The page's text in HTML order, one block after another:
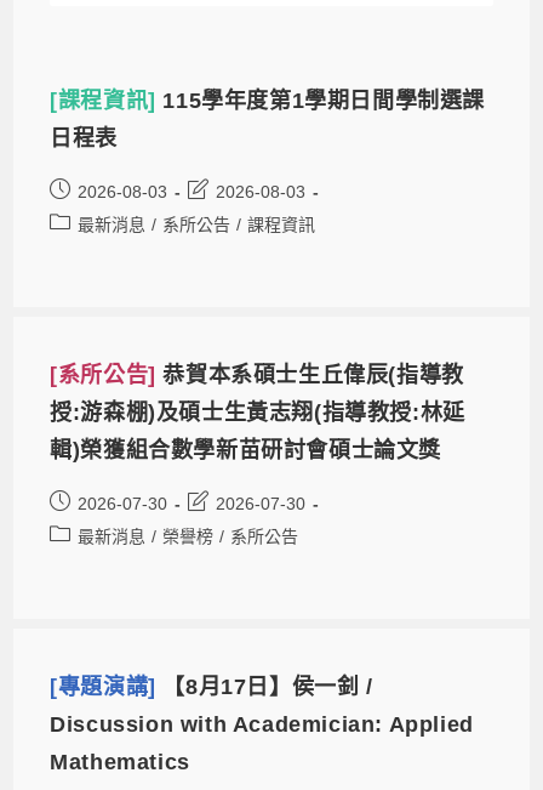
[課程資訊] 115學年度第1學期日間學制選課
日程表
2026-08-03
2026-08-03
最新消息 / 系所公告 / 課程資訊
[系所公告]恭賀本系碩士生丘偉辰(指導教
授:游森棚)及碩士生黃志翔(指導教授:林延
輯)榮獲組合數學新苗研討會碩士論文獎
2026-07-30
2026-07-30
最新消息 / 榮譽榜 / 系所公告
[專題演講]
【8月17日】侯一釗 /
Discussion with Academician: Applied
Mathematics